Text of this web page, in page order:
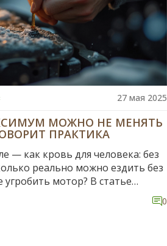
27 мая 2025
МОЖНО НЕ МЕНЯТЬ
ПРАКТИКА
— как кровь для человека: без
реально можно ездить без
мотор? В статье
долго масло выдержит до
к чему приводит отсрочка
0